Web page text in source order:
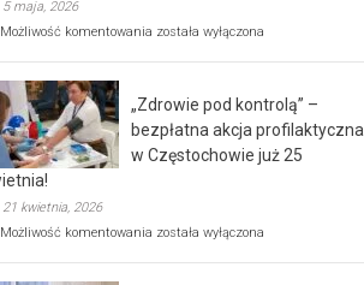
5 maja, 2026
Możliwość komentowania Rusza
rehabilitacji
dla
seniorów!
została wyłączona
„Zdrowie pod kontrolą” –
bezpłatna akcja profilaktyczna
w Częstochowie już 25
21 kwietnia, 2026
Możliwość komentowania „Zdrowie
została wyłączona